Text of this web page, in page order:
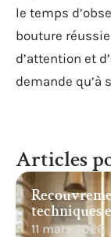
le temps
bouture
d’attention et
demande qu’à
Articles
techniques
11 mars 2026